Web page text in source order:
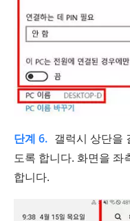
단계 6. 갤럭시 상단을
도록 합니다. 화면을 좌
합니다.